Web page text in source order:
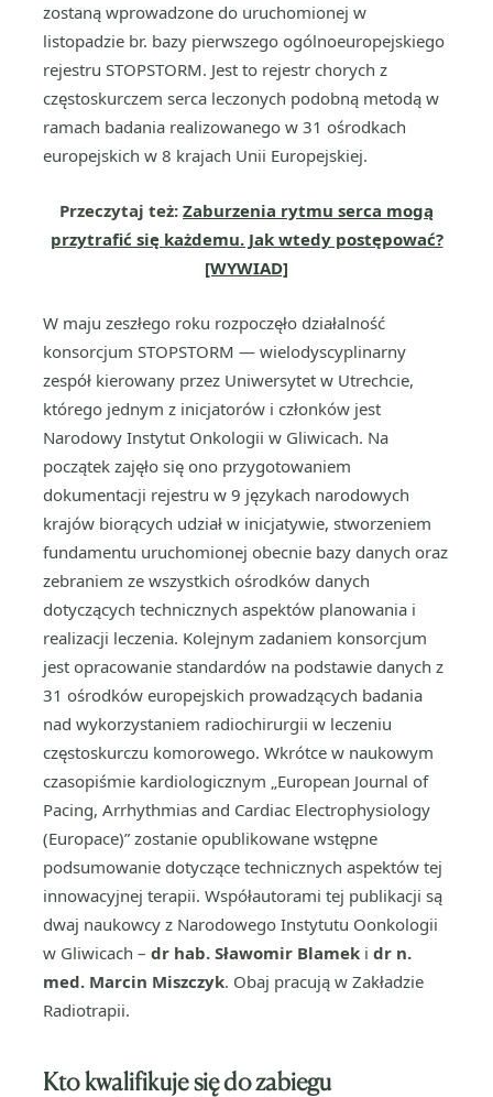
zostaną wprowadzone do uruchomionej w
listopadzie br. bazy pierwszego ogólnoeuropejskiego
rejestru STOPSTORM. Jest to rejestr chorych z
częstoskurczem serca leczonych podobną metodą w
ramach badania realizowanego w 31 ośrodkach
europejskich w 8 krajach Unii Europejskiej.
Przeczytaj też: Zaburzenia rytmu serca mogą
przytrafić się każdemu. Jak wtedy postępować?
[WYWIAD]
W maju zeszłego roku rozpoczęło działalność
konsorcjum STOPSTORM — wielodyscyplinarny
zespół kierowany przez Uniwersytet w Utrechcie,
którego jednym z inicjatorów i członków jest
Narodowy Instytut Onkologii w Gliwicach. Na
początek zajęło się ono przygotowaniem
dokumentacji rejestru w 9 językach narodowych
krajów biorących udział w inicjatywie, stworzeniem
fundamentu uruchomionej obecnie bazy danych oraz
zebraniem ze wszystkich ośrodków danych
dotyczących technicznych aspektów planowania i
realizacji leczenia. Kolejnym zadaniem konsorcjum
jest opracowanie standardów na podstawie danych z
31 ośrodków europejskich prowadzących badania
nad wykorzystaniem radiochirurgii w leczeniu
częstoskurczu komorowego. Wkrótce w naukowym
czasopiśmie kardiologicznym „European Journal of
Pacing, Arrhythmias and Cardiac Electrophysiology
(Europace)” zostanie opublikowane wstępne
podsumowanie dotyczące technicznych aspektów tej
innowacyjnej terapii. Współautorami tej publikacji są
dwaj naukowcy z Narodowego Instytutu Oonkologii
w Gliwicach – dr hab. Sławomir Blamek i dr n.
med. Marcin Miszczyk. Obaj pracują w Zakładzie
Radiotrapii.
Kto kwalifikuje się do zabiegu